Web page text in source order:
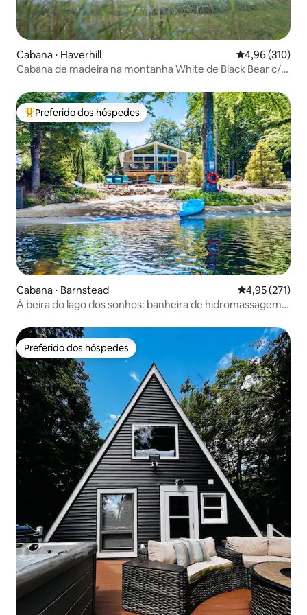
Cabana ⋅ Haverhill 4,96 de uma
4,96 (310)
Cabana de madeira na montanha White de Black Bear c/
Entre os melhores preferidos dos hóspedes
Preferido dos hóspedes
Cabana ⋅ Barnstead 4,95 de uma
4,95 (271)
À beira do lago dos sonhos: banheira de hidromassagem,
Preferido dos hóspedes
Preferido dos hóspedes